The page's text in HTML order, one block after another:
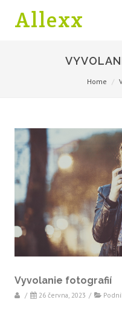
Allexx
Home
Vyvolanie fotografií
/ 26 června, 2023 /